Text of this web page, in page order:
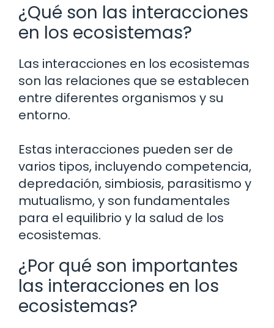
¿Qué son las interacciones
en los ecosistemas?
Las interacciones en los ecosistemas
son las relaciones que se establecen
entre diferentes organismos y su
entorno.
Estas interacciones pueden ser de
varios tipos, incluyendo competencia,
depredación, simbiosis, parasitismo y
mutualismo, y son fundamentales
para el equilibrio y la salud de los
ecosistemas.
¿Por qué son importantes
las interacciones en los
ecosistemas?